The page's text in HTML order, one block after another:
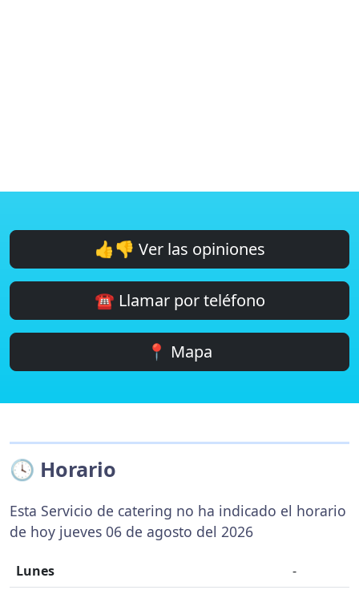
👍👎 Ver las opiniones
☎️ Llamar por teléfono
📍 Mapa
🕓 Horario
Esta Servicio de catering no ha indicado el horario
de hoy jueves 06 de agosto del 2026
Lunes
-